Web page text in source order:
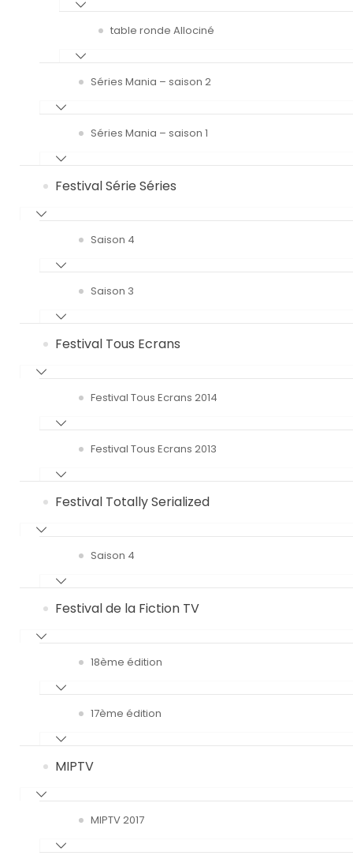
table ronde Allociné
Séries Mania – saison 2
Séries Mania – saison 1
Festival Série Séries
Saison 4
Saison 3
Festival Tous Ecrans
Festival Tous Ecrans 2014
Festival Tous Ecrans 2013
Festival Totally Serialized
Saison 4
Festival de la Fiction TV
18ème édition
17ème édition
MIPTV
MIPTV 2017